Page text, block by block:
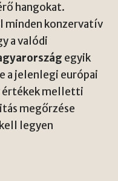
hangokat.
minden konzervatív
a valódi
egyik
a jelenlegi európai
értékek melletti
megőrzése
legyen